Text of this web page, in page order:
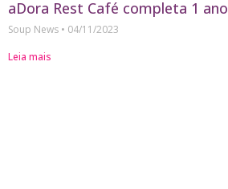
aDora Rest Café completa 1 ano
Soup News
04/11/2023
Leia mais